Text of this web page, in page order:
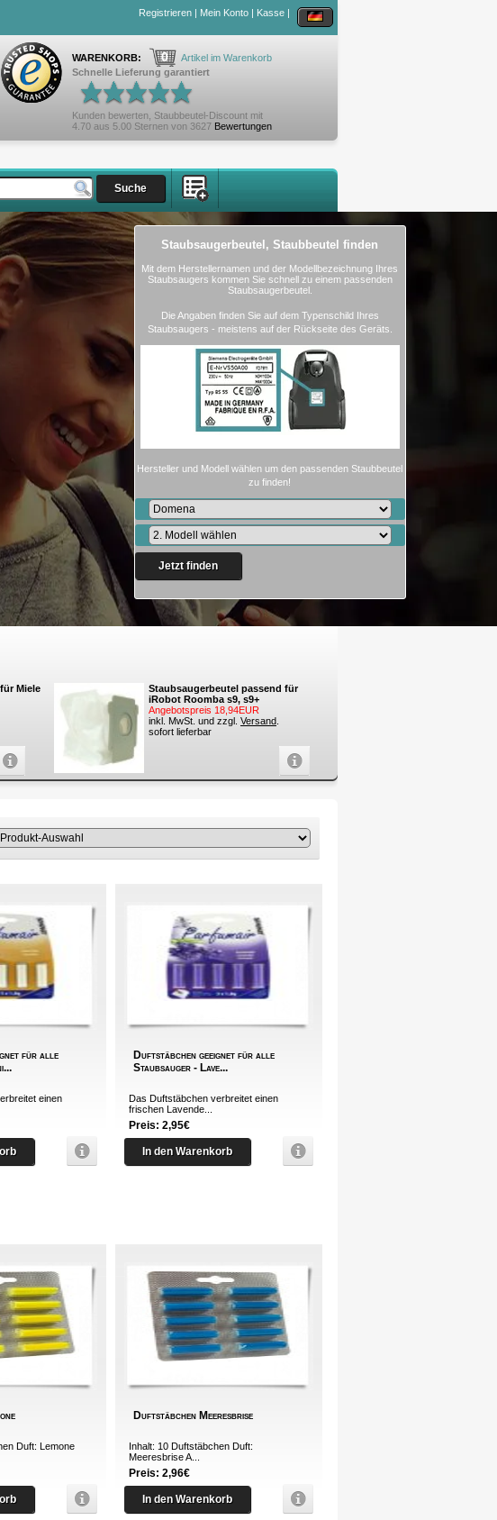
Registrieren | Mein Konto | Kasse |
WARENKORB: 0
Artikel im Warenkorb
Schnelle Lieferung garantiert
Kunden bewerten, Staubbeutel-Discount mit
4.70 aus 5.00 Sternen von 3627 Bewertungen
Staubsaugerbeutel, Staubbeutel finden
Mit dem Herstellernamen und der Modellbezeichnung Ihres
Staubsaugers kommen Sie schnell zu einem passenden
Staubsaugerbeutel.
Die Angaben finden Sie auf dem Typenschild Ihres
Staubsaugers - meistens auf der Rückseite des Geräts.
Hersteller und Modell wählen um den passenden Staubbeutel
zu finden!
Jetzt finden
Miele
Staubsaugerbeutel passend für
iRobot Roomba s9, s9+
Angebotspreis 18,94EUR
inkl. MwSt. und zzgl. Versand
sofort lieferbar
für alle
einen
Duftstäbchen geeignet für alle
Staubsauger - Lave...
Das Duftstäbchen verbreitet einen
frischen Lavende...
Preis: 2,95€
In den Warenkorb
Duft: Lemone
Duftstäbchen Meeresbrise
Inhalt: 10 Duftstäbchen Duft:
Meeresbrise A...
Preis: 2,96€
In den Warenkorb